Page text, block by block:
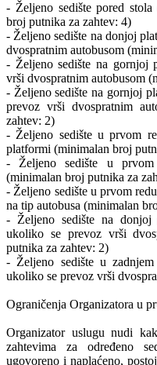
- Željeno sedište pored
broj putnika za zahtev: 4)
- Željeno sedište na donjoj
dvospratnim autobusom
- Željeno sedište na gornjoj
vrši dvospratnim autobusom
- Željeno sedište na gornjoj
prevoz vrši dvospratnim
zahtev: 2)
- Željeno sedište u prvom
platformi (minimalan broj
- Željeno sedište u
(minimalan broj putnika za
- Željeno sedište u prvom
na tip autobusa (minimalan
- Željeno sedište na donjoj
ukoliko se prevoz vrši
putnika za zahtev: 2)
- Željeno sedište u
ukoliko se prevoz vrši
Ograničenja Organizatora u
Organizator uslugu nudi
zahtevima za određeno
ugovoreno i naplaćeno,